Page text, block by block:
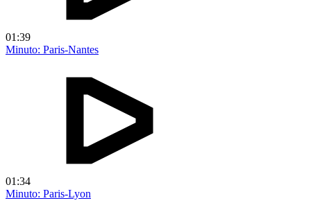
01:39
Minuto: Paris-Nantes
01:34
Minuto: Paris-Lyon